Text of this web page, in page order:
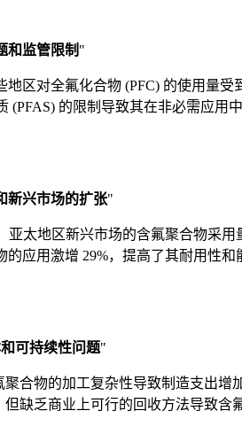
和监管限制 "
区对全氟化合物 (PFC) 的使用量
的限制导致其在非必需应用
新兴市场的扩张"
太地区新兴市场的含氟聚合物采
应用激增 29%，提高了其耐用性
可持续性问题"
合物的加工复杂性导致制造支出
缺乏商业上可行的回收方法导致